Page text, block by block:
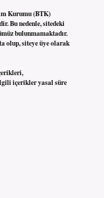
Kurumu (BTK)
Bu nedenle, sitedeki
bulunmamaktadır.
olup, siteye üye olarak
içerikler yasal süre